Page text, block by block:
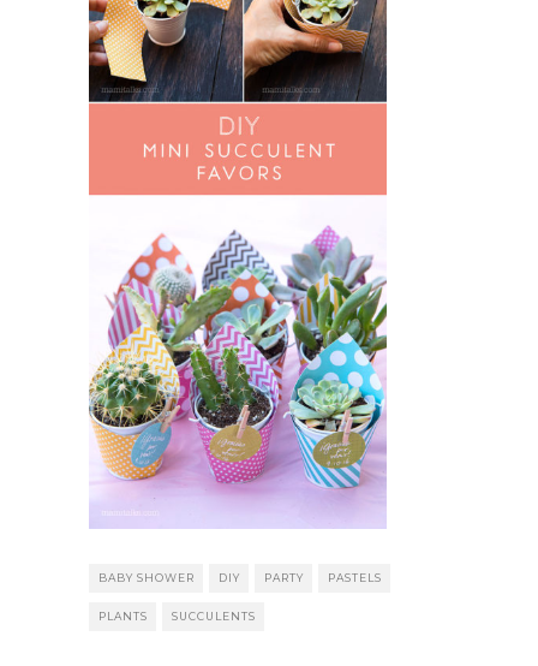
BABY SHOWER DIY PARTY PASTELS
PLANTS SUCCULENTS